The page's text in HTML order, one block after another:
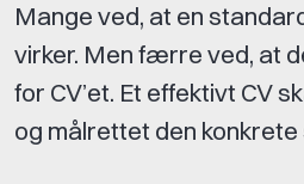
Mange ved, at en
virker. Men færre ved, at
for CV’et. Et effektivt CV
og målrettet den konkrete